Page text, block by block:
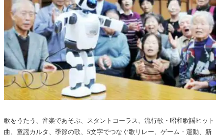
歌をうたう、音楽であそぶ、スタントコーラス、流行歌・昭和歌謡ヒット
曲、童謡カルタ、季節の歌、5文字でつなぐ歌リレー、ゲーム・運動、新